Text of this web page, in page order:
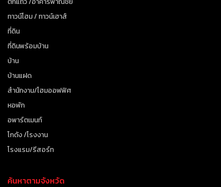
ทาวน์โฮม / ทาวน์เฮาส์
ที่ดิน
ที่ดินพร้อมบ้าน
บ้าน
บ้านแฝด
สำนักงาน/โฮมออฟฟิศ
หอพัก
อพาร์ตเมนท์
โกดัง /โรงงาน
โรงแรม/รีสอร์ท
ค้นหาตามจังหวัด